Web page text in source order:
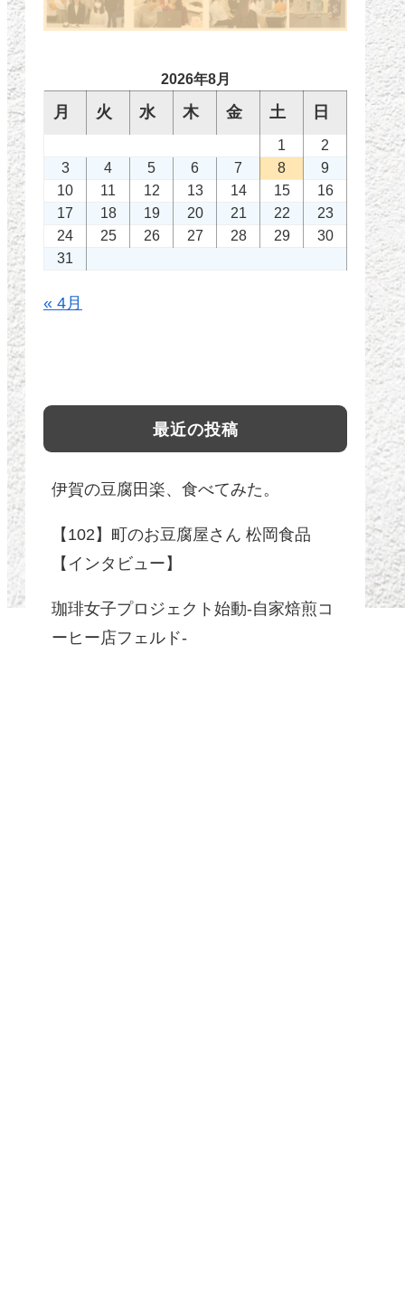
2026年8月
月 火 水 木 金 土 日
1
2
3
4 5 6 7 8
9
10
11 12 13 14 15
16
17
18 19 20 21 22
23
24
25 26 27 28 29
30
31
« 4月
最近の投稿
伊賀の豆腐田楽、食べてみた。
【102】町のお豆腐屋さん 松岡食品
【インタビュー】
珈琲女子プロジェクト始動-自家焙煎コ
ーヒー店フェルド-